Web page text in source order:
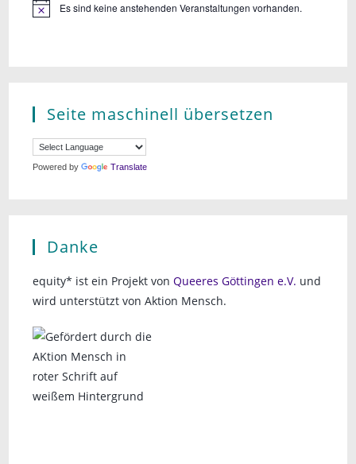
Es sind keine anstehenden Veranstaltungen vorhanden.
Seite maschinell übersetzen
Powered by Translate
Danke
equity* ist ein Projekt vonQueeres Göttingen e.V. und
wird unterstützt von Aktion Mensch.